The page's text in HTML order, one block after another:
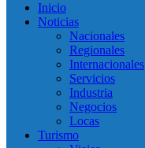
Inicio
Noticias
Nacionales
Regionales
Internacionales
Servicios
Industria
Negocios
Locas
Turismo